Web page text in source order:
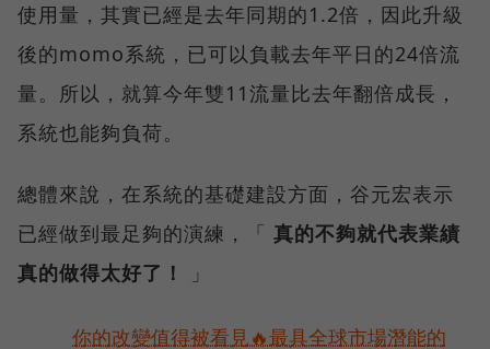
使用量，其實已經是去年同期的1.2倍，因此升級
後的momo系統，已可以負載去年平日的24倍流
量。所以，就算今年雙11流量比去年翻倍成長，
系統也能夠負荷。
總體來說，在系統的基礎建設方面，谷元宏表示
已經做到最足夠的演練，「 真的不夠就代表業績
真的做得太好了！
」
你的改變值得被看見🔥最具全球市場潛能的